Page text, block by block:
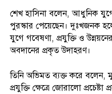
শেখ হাসিনা বলেন, আধুনিক
পুরস্কার পেয়েছেন। দুঃখজনক
যুগে গবেষণা, প্রযুক্তি ও
অবদানের প্রকৃত উদাহরণ।
তিনি অভিমত ব্যক্ত করে বলেন,
প্রযুক্তি ক্ষেত্রে জোরালো